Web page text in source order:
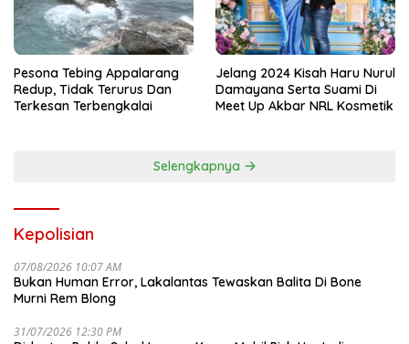
Pesona Tebing Appalarang
Redup, Tidak Terurus Dan
Terkesan Terbengkalai
Jelang 2024 Kisah Haru Nurul
Damayana Serta Suami Di
Meet Up Akbar NRL Kosmetik
Selengkapnya
Kepolisian
07/08/2026 10:07 AM
Bukan Human Error, Lakalantas Tewaskan Balita Di Bone
Murni Rem Blong
31/07/2026 12:30 PM